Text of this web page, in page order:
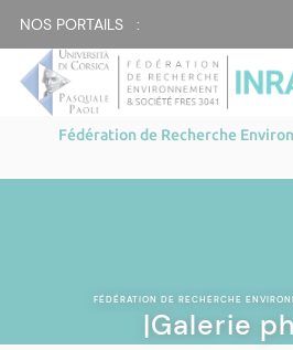
NOS PORTAILS :
Fédération de Recherche
FÉDÉRATION DE RECHERCHE
|Galerie